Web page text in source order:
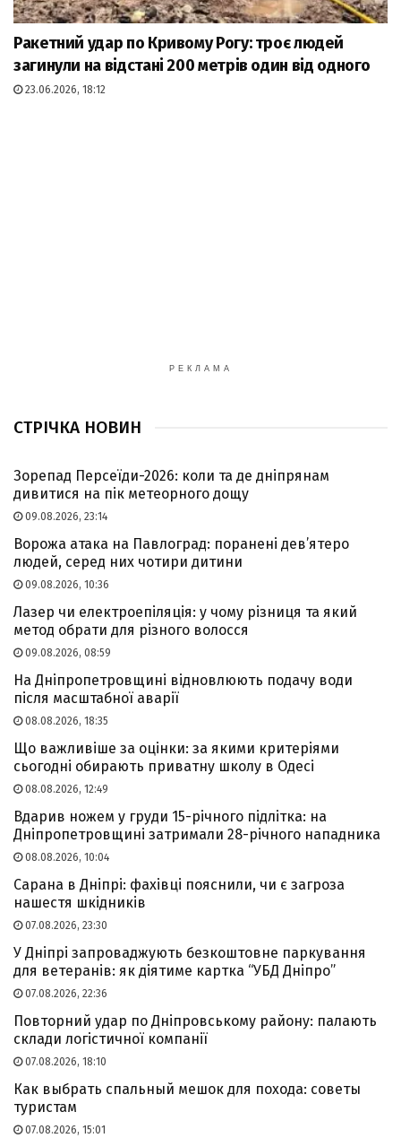
Ракетний удар по Кривому Рогу: троє людей
загинули на відстані 200 метрів один від одного
23.06.2026, 18:12
РЕКЛАМА
СТРІЧКА НОВИН
Зорепад Персеїди-2026: коли та де дніпрянам
дивитися на пік метеорного дощу
09.08.2026, 23:14
Ворожа атака на Павлоград: поранені дев’ятеро
людей, серед них чотири дитини
09.08.2026, 10:36
Лазер чи електроепіляція: у чому різниця та який
метод обрати для різного волосся
09.08.2026, 08:59
На Дніпропетровщині відновлюють подачу води
після масштабної аварії
08.08.2026, 18:35
Що важливіше за оцінки: за якими критеріями
сьогодні обирають приватну школу в Одесі
08.08.2026, 12:49
Вдарив ножем у груди 15-річного підлітка: на
Дніпропетровщині затримали 28-річного нападника
08.08.2026, 10:04
Сарана в Дніпрі: фахівці пояснили, чи є загроза
нашестя шкідників
07.08.2026, 23:30
У Дніпрі запроваджують безкоштовне паркування
для ветеранів: як діятиме картка “УБД Дніпро”
07.08.2026, 22:36
Повторний удар по Дніпровському району: палають
склади логістичної компанії
07.08.2026, 18:10
Как выбрать спальный мешок для похода: советы
туристам
07.08.2026, 15:01